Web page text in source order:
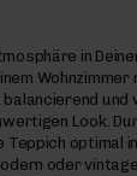
in
Wohnzimmer
und
Look.
optimal
oder